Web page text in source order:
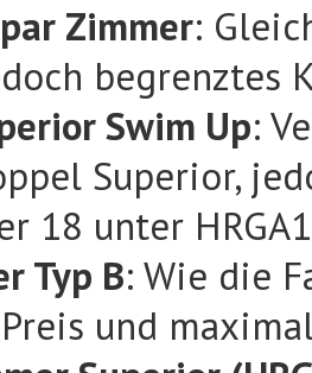
Zimmer:
begrenztes
Swim Up:
Superior,
18 unter
Typ B: Wie die
und